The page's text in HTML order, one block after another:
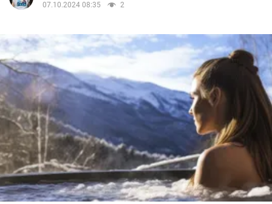
Polityka
Społeczeństwo
Wojna na Ukrainie
Świat
07.10.2024 08:35
2